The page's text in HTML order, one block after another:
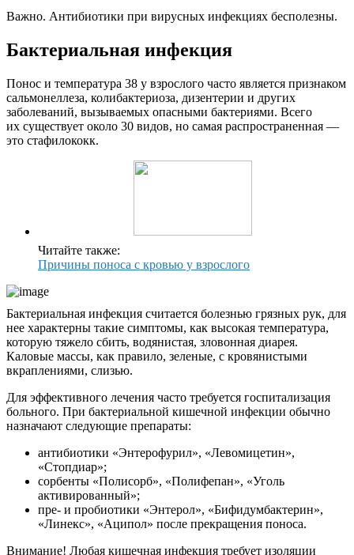
Важно. Антибиотики при вирусных инфекциях бесполезны.
Бактериальная инфекция
Понос и температура 38 у взрослого часто является признаком
сальмонеллеза, колибактериоза, дизентерии и других
заболеваний, вызываемых опасными бактериями. Всего
их существует около 30 видов, но самая распространенная —
это стафилококк.
Читайте также:
Причины поноса с кровью у взрослого
Бактериальная инфекция считается болезнью грязных рук, для
нее характерны такие симптомы, как высокая температура,
которую тяжело сбить, водянистая, зловонная диарея.
Каловые массы, как правило, зеленые, с кровянистыми
вкраплениями, слизью.
Для эффективного лечения часто требуется госпитализация
больного. При бактериальной кишечной инфекции обычно
назначают следующие препараты:
антибиотики «Энтерофурил», «Левомицетин»,
«Стопдиар»;
сорбенты «Полисорб», «Полифепан», «Уголь
активированный»;
пре- и пробиотики «Энтерол», «Бифидумбактерин»,
«Линекс», «Аципол» после прекращения поноса.
Внимание! Любая кишечная инфекция требует изоляции